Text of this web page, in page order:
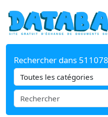
Rechercher dans